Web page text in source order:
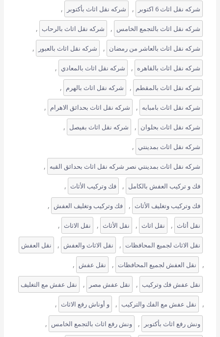
شركه نقل اثاث 6 اكتوبر , شركه نقل اثاث بأكتوبر ,
شركه نقل اثاث بالتجمع الخامس , شركه نقل اثاث بالرحاب ,
شركه نقل اثاث بالعاشر من رمضان , شركه نقل اثاث بالعبور ,
شركه نقل اثاث بالقاهره , شركه نقل اثاث بالمعادي ,
شركه نقل اثاث بالمقطم , شركه نقل اثاث بالهرم ,
شركه نقل اثاث بامبابه , شركه نقل اثاث بحدائق الاهرام ,
شركه نقل اثاث بحلوان , شركه نقل اثاث بفيصل ,
شركه نقل اثاث بمدينتي ,
شركه نقل اثاث بمدينتي نصر شركه نقل اثاث بحدائق القبه ,
فك و تركيب العفش بالكامل , فك وتركيب الأثاث ,
فك وتركيب وتغليف الأثاث , فك وتركيب وتغليف العفش ,
نقل أثاث , نقل اثاث , نقل الأثاث , نقل الاثاث ,
نقل الاثاث لجميع المحافظات , نقل الاثاث والعفش , نقل العفش
, نقل العفش لجميع المحافظات , نقل عفش ,
نقل عفش فك وتركيب , نقل عفش مصر , نقل عفش مع التغليف
, نقل عفش مع الفك والتركيب , و أوناش رفع الاثاث ,
ونش رفع اثاث بأكتوبر , ونش رفع اثاث بالتجمع الخامس ,